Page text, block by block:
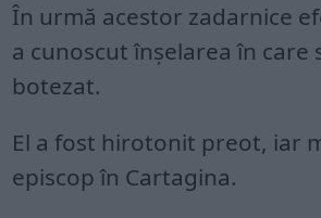
În urmă acestor zadarnice
a cunoscut înșelarea în care
botezat.
El a fost hirotonit preot, iar
episcop în Cartagina.